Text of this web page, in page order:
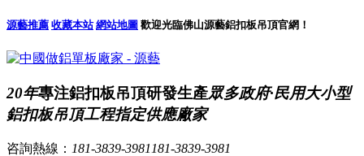
源藝推薦 收藏本站 網站地圖 歡迎光臨佛山源藝鋁扣板吊頂官網！
20年專注鋁扣板吊頂研發生產眾多政府·民用大小型
鋁扣板吊頂工程指定供應廠家
咨詢熱線： 181-3839-3981 181-3839-3981